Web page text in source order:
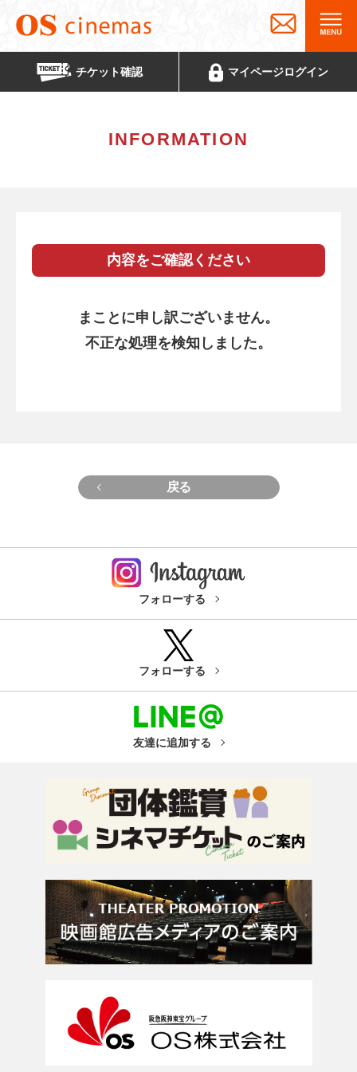
チケット確認 マイページログイン
INFORMATION
内容をご確認ください
まことに申し訳ございません。
不正な処理を検知しました。
戻る
フォローする
フォローする
友達に追加する